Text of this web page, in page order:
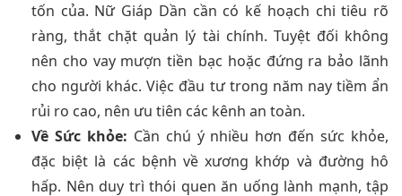
tốn của. Nữ Giáp Dần cần có kế hoạch chi tiêu rõ
ràng, thắt chặt quản lý tài chính. Tuyệt đối không
nên cho vay mượn tiền bạc hoặc đứng ra bảo lãnh
cho người khác. Việc đầu tư trong năm nay tiềm ẩn
rủi ro cao, nên ưu tiên các kênh an toàn.
Về Sức khỏe: Cần chú ý nhiều hơn đến sức khỏe,
đặc biệt là các bệnh về xương khớp và đường hô
hấp. Nên duy trì thói quen ăn uống lành mạnh, tập